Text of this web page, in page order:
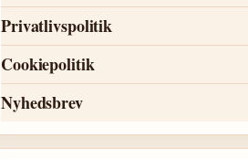
Privatlivspolitik
Cookiepolitik
Nyhedsbrev